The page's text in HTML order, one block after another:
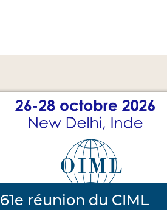
61e réunion du CIML